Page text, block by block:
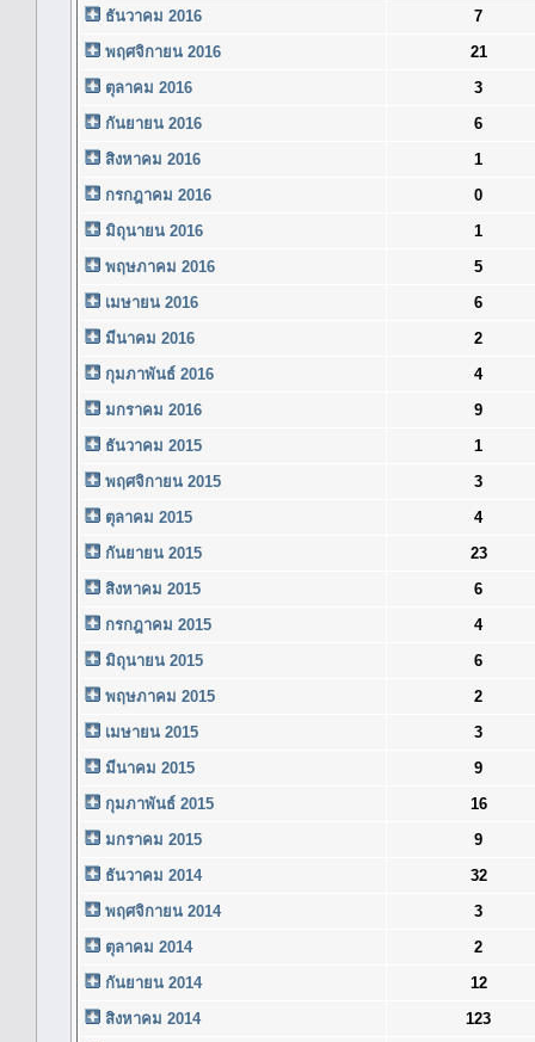
ธันวาคม 2016
7
พฤศจิกายน 2016
21
ตุลาคม 2016
3
กันยายน 2016
6
สิงหาคม 2016
1
กรกฎาคม 2016
0
มิถุนายน 2016
1
พฤษภาคม 2016
5
เมษายน 2016
6
มีนาคม 2016
2
กุมภาพันธ์ 2016
4
มกราคม 2016
9
ธันวาคม 2015
1
พฤศจิกายน 2015
3
ตุลาคม 2015
4
กันยายน 2015
23
สิงหาคม 2015
6
กรกฎาคม 2015
4
มิถุนายน 2015
6
พฤษภาคม 2015
2
เมษายน 2015
3
มีนาคม 2015
9
กุมภาพันธ์ 2015
16
มกราคม 2015
9
ธันวาคม 2014
32
พฤศจิกายน 2014
3
ตุลาคม 2014
2
กันยายน 2014
12
สิงหาคม 2014
123